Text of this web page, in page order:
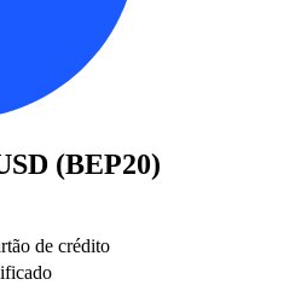
(BEP20)
de crédito